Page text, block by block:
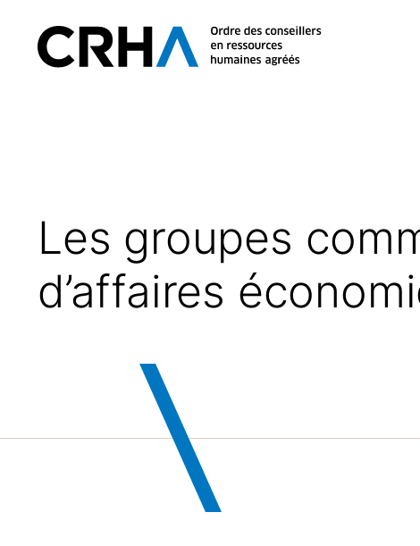
contenu
Retour
à
Les groupes
d’affaires